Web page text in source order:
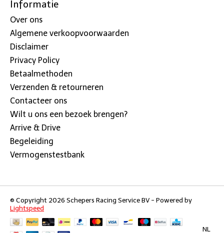
Informatie
Over ons
Algemene verkoopvoorwaarden
Disclaimer
Privacy Policy
Betaalmethoden
Verzenden & retourneren
Contacteer ons
Wilt u ons een bezoek brengen?
Arrive & Drive
Begeleiding
Vermogenstestbank
© Copyright 2026 Schepers Racing Service BV - Powered by
Lightspeed
NL